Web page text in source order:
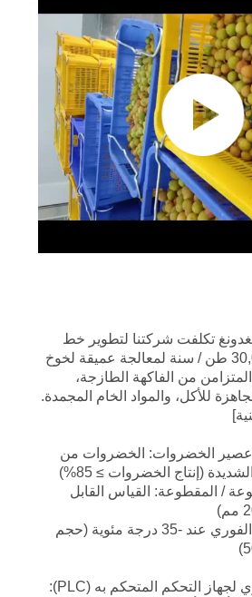
تكلفت شركتنا لتطوير خط
إنتاج مخصص بـ 30,000 طن / سنة لمعالجة عميقة لخوخ
المتزامن من الفاكهة الطازجة،
للأكل، والمواد الخام المجمدة.
الخضروات: الخضروات من
(إنتاج الخضروات ≥ 85%)
/ المقطوعة: القياس القابل
نفق التجميد: التجمد الفوري عند -35 درجة مئوية (حجم
نظام التحكم المركزي لجهاز التحكم المتحكم به (PLC):